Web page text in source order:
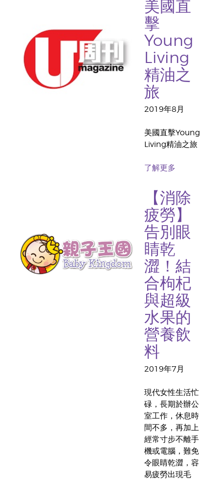
美國直
擊
Young
Living
精油之
旅
2019年8月
美國直擊Young
Living精油之旅
了解更多
【消除
疲勞】
告別眼
睛乾
澀！結
合枸杞
與超級
水果的
營養飲
料
2019年7月
現代女性生活忙
碌，長期於辦公
室工作，休息時
間不多，再加上
經常寸步不離手
機或電腦，難免
令眼睛乾澀，容
易疲勞出現毛